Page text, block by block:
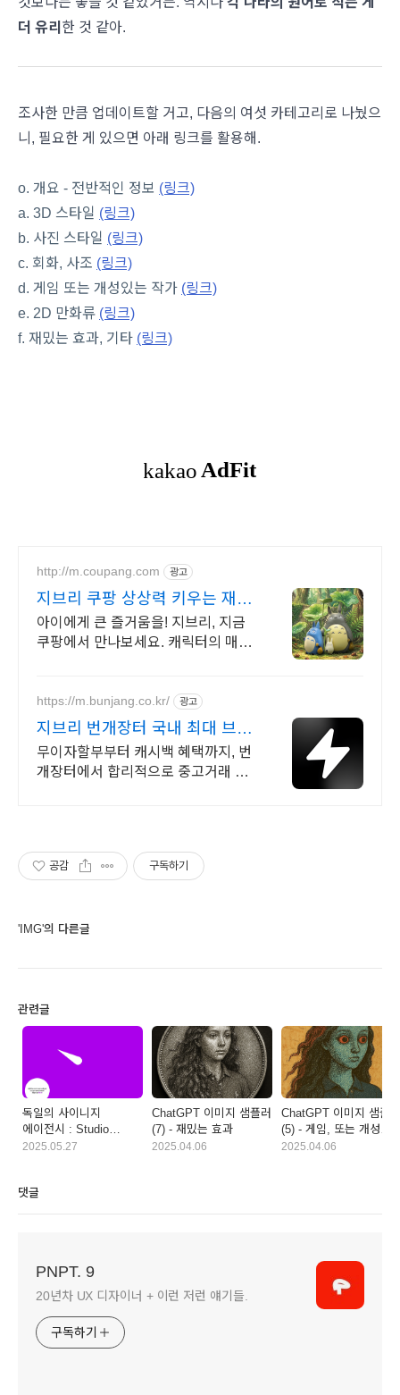
더 유리 한 것 같아.
조사한 만큼 업데이트할 거고, 다음의 여섯 카테고리로 나눴으
니, 필요한 게 있으면 아래 링크를 활용해.
o. 개요 - 전반적인 정보 (링크)
a. 3D 스타일 (링크)
b. 사진 스타일 (링크)
c. 회화, 사조 (링크)
d. 게임 또는 개성있는 작가 (링크)
e. 2D 만화류 (링크)
f. 재밌는 효과, 기타 (링크)
http://m.coupang.com 광고
지브리 쿠팡 상상력 키우는 재미
있는 놀이
아이에게 큰 즐거움을! 지브리, 지금
쿠팡에서 만나보세요. 캐릭터의 매력
https://m.bunjang.co.kr/ 광고
지브리 번개장터 국내 최대 브랜
드 중고거래
무이자할부부터 캐시백 혜택까지, 번
개장터에서 합리적으로 중고거래 하
공감 구독하기
'IMG'의 다른글
관련글
독일의 사이니지
에이전시 : Studio
Gourdin
2025.05.27
ChatGPT 이미지 샘플러
(7) - 재밌는 효과
2025.04.06
ChatGPT 이미지 샘플러
(5) - 게임, 또는 개성있
작가
2025.04.06
댓글
PNPT. 9
20년차 UX 디자이너 + 이런 저런 얘기들.
구독하기